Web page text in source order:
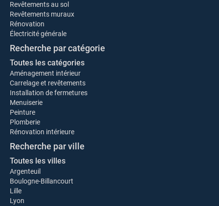
Revêtements au sol
Revêtements muraux
Rénovation
Électricité générale
Recherche par catégorie
Toutes les catégories
Aménagement intérieur
Carrelage et revêtements
Installation de fermetures
Menuiserie
Peinture
Plomberie
Rénovation intérieure
Recherche par ville
Toutes les villes
Argenteuil
Boulogne-Billancourt
Lille
Lyon